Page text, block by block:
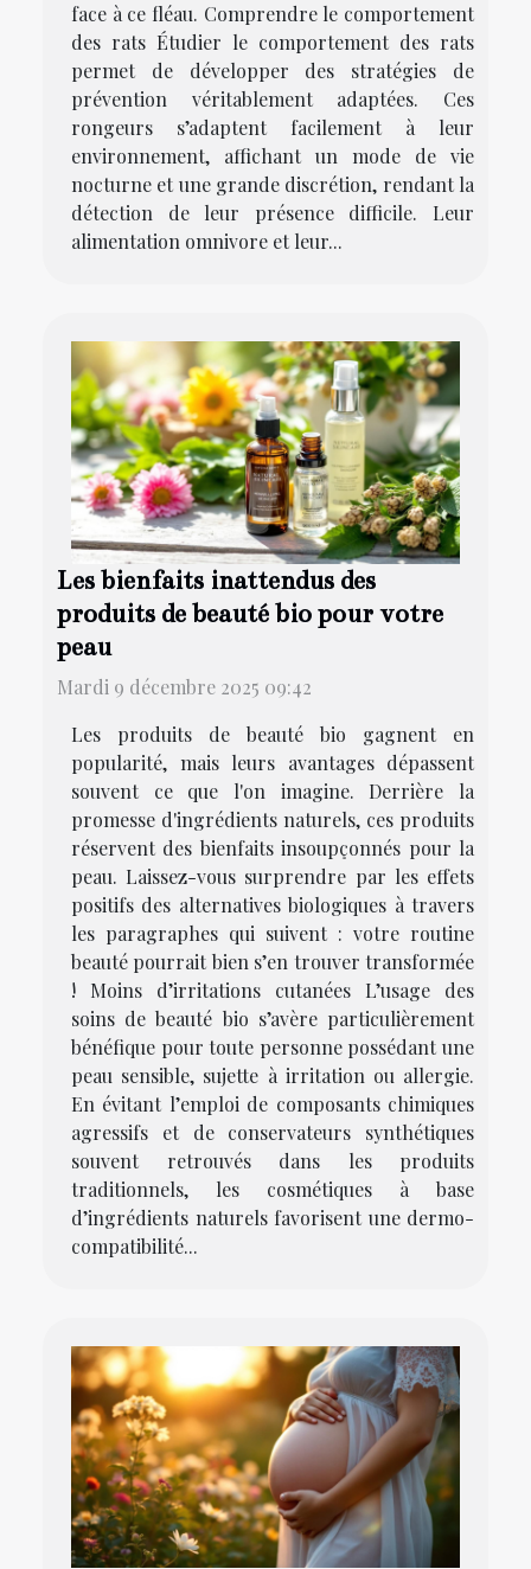
face à ce fléau. Comprendre le comportement
des rats Étudier le comportement des rats
permet de développer des stratégies de
prévention véritablement adaptées. Ces
rongeurs s’adaptent facilement à leur
environnement, affichant un mode de vie
nocturne et une grande discrétion, rendant la
détection de leur présence difficile. Leur
alimentation omnivore et leur...
Les bienfaits inattendus des
produits de beauté bio pour votre
peau
Mardi 9 décembre 2025 09:42
Les produits de beauté bio gagnent en
popularité, mais leurs avantages dépassent
souvent ce que l'on imagine. Derrière la
promesse d'ingrédients naturels, ces produits
réservent des bienfaits insoupçonnés pour la
peau. Laissez-vous surprendre par les effets
positifs des alternatives biologiques à travers
les paragraphes qui suivent : votre routine
beauté pourrait bien s’en trouver transformée
! Moins d’irritations cutanées L’usage des
soins de beauté bio s’avère particulièrement
bénéfique pour toute personne possédant une
peau sensible, sujette à irritation ou allergie.
En évitant l’emploi de composants chimiques
agressifs et de conservateurs synthétiques
souvent retrouvés dans les produits
traditionnels, les cosmétiques à base
d’ingrédients naturels favorisent une dermo-
compatibilité...